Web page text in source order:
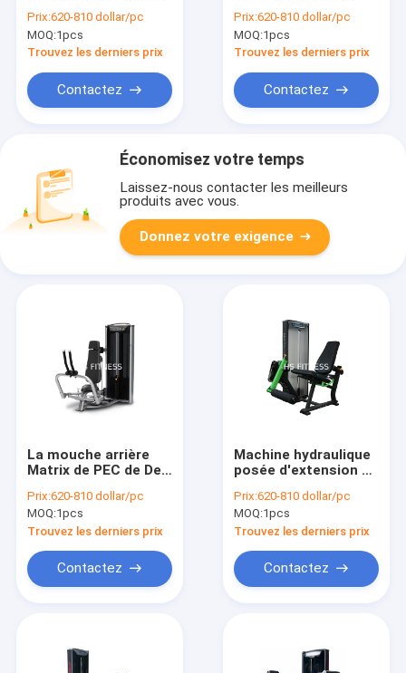
d'équipement de
séance
d'entraînement de
d'OEM
Prix:620-810 dollar/pc
MOQ:1pcs
Trouvez les derniers prix
Contactez
le craquement
abdominal
Prix:620-810 dollar/pc
MOQ:1pcs
Trouvez les derniers prix
Contactez
Économisez votre temps
Laissez-nous contacter les meilleurs
produits avec vous.
Donnez votre exigence
La mouche arrière
Matrix de PEC de Delt
d'intérieur de forme
physique de Matrix
d'équipement de
gymnase de HS
Prix:620-810 dollar/pc
MOQ:1pcs
Trouvez les derniers prix
Contactez
Machine hydraulique
posée d'extension de
de gymnase de la
formation HS de
force de Matrix
Prix:620-810 dollar/pc
MOQ:1pcs
Trouvez les derniers prix
Contactez